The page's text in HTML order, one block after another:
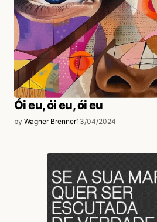
Ói eu, ói eu, ói eu
by Wagner Brenner13/04/2024